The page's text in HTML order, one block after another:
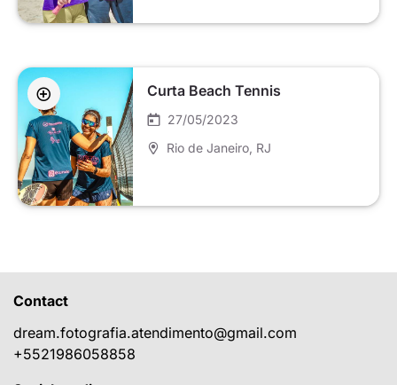
Curta Beach Tennis
27/05/2023
Rio de Janeiro , RJ
Contact
dream.fotografia.atendimento@gmail.com
+5521986058858